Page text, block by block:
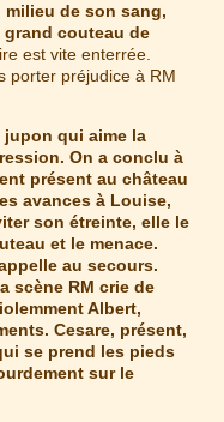
de son sang,
grand couteau de
est vite enterrée.
porter préjudice à RM
jupon qui aime la
On a conclu à
présent au château
avances à Louise,
son étreinte, elle le
et le menace.
au secours.
scène RM crie de
Albert,
Cesare, présent,
se prend les pieds
sur le